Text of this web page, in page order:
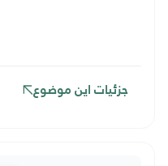
جزئیات این موضوع